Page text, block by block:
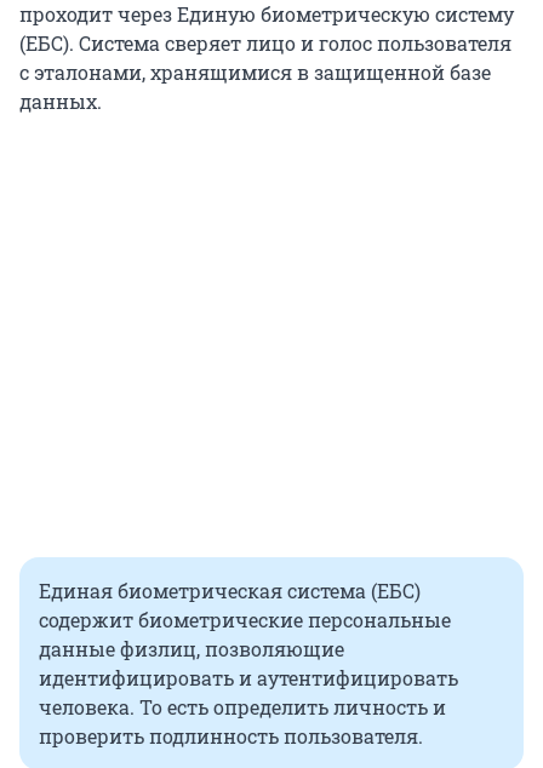
проходит через Единую биометрическую систему
(ЕБС). Система сверяет лицо и голос пользователя
с эталонами, хранящимися в защищенной базе
данных.
Единая биометрическая система (ЕБС)
содержит биометрические персональные
данные физлиц, позволяющие
идентифицировать и аутентифицировать
человека. То есть определить личность и
проверить подлинность пользователя.